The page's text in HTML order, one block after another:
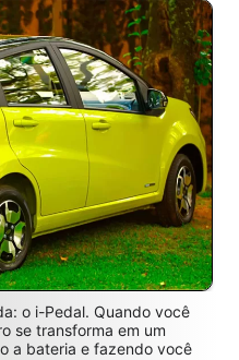
o i-Pedal. Quando você
se transforma em um
a bateria e fazendo você